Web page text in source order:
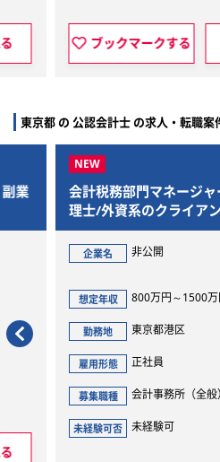
ブックマークする
東京都 の 公認会計士 の求人・転職案
業
会計税務部門マネージ
理士/外資系のクライア
企業名 非公開
想定年収 800万円～1500万
勤務地 東京都港区
雇用形態 正社員
募集職種 会計事務所（全般）
未経験可否 未経験可